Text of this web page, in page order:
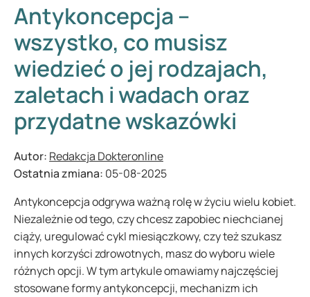
Antykoncepcja –
wszystko, co musisz
wiedzieć o jej rodzajach,
zaletach i wadach oraz
przydatne wskazówki
Autor: Redakcja Dokteronline
Ostatnia zmiana: 05-08-2025
Antykoncepcja odgrywa ważną rolę w życiu wielu kobiet.
Niezależnie od tego, czy chcesz zapobiec niechcianej
ciąży, uregulować cykl miesiączkowy, czy też szukasz
innych korzyści zdrowotnych, masz do wyboru wiele
różnych opcji. W tym artykule omawiamy najczęściej
stosowane formy antykoncepcji, mechanizm ich